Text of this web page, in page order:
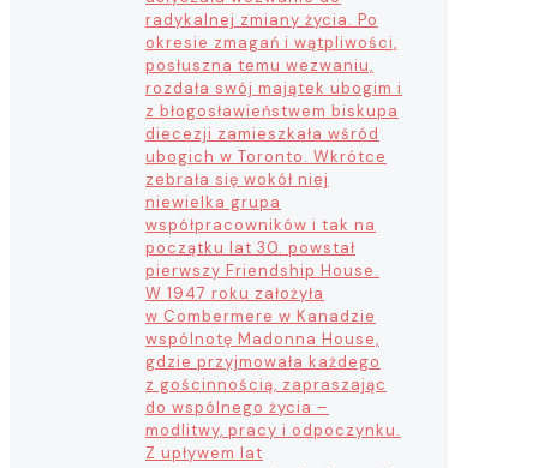
radykalnej zmiany życia. Po
okresie zmagań i wątpliwości,
posłuszna temu wezwaniu,
rozdała swój majątek ubogim i
z błogosławieństwem biskupa
diecezji zamieszkała wśród
ubogich w Toronto. Wkrótce
zebrała się wokół niej
niewielka grupa
współpracowników i tak na
początku lat 30. powstał
pierwszy Friendship House.
W 1947 roku założyła
w Combermere w Kanadzie
wspólnotę Madonna House,
gdzie przyjmowała każdego
z gościnnością, zapraszając
do wspólnego życia –
modlitwy, pracy i odpoczynku.
Z upływem lat